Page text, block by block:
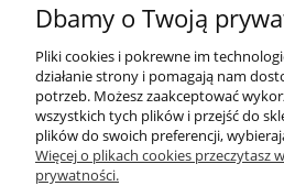
Informacje
Płatności i
Nasza
Dbamy o Twoją
Pliki cookies i pokrewne im
działanie strony i pomagają nam
potrzeb. Możesz zaakceptować
wszystkich tych plików i przejść do
plików do swoich preferencji,
Więcej o plikach cookies przeczytasz
prywatności.